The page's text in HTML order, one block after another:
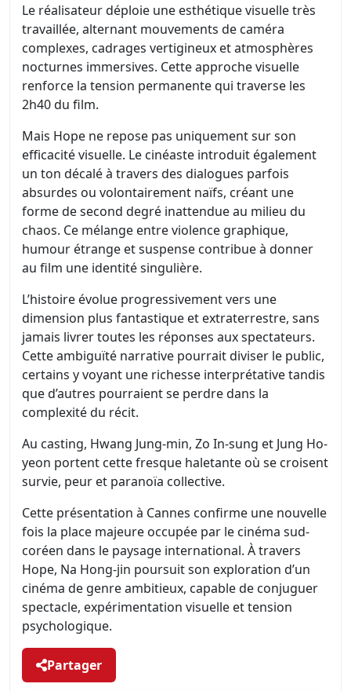
Le réalisateur déploie une esthétique visuelle très
travaillée, alternant mouvements de caméra
complexes, cadrages vertigineux et atmosphères
nocturnes immersives. Cette approche visuelle
renforce la tension permanente qui traverse les
2h40 du film.
Mais Hope ne repose pas uniquement sur son
efficacité visuelle. Le cinéaste introduit également
un ton décalé à travers des dialogues parfois
absurdes ou volontairement naïfs, créant une
forme de second degré inattendue au milieu du
chaos. Ce mélange entre violence graphique,
humour étrange et suspense contribue à donner
au film une identité singulière.
L’histoire évolue progressivement vers une
dimension plus fantastique et extraterrestre, sans
jamais livrer toutes les réponses aux spectateurs.
Cette ambiguïté narrative pourrait diviser le public,
certains y voyant une richesse interprétative tandis
que d’autres pourraient se perdre dans la
complexité du récit.
Au casting, Hwang Jung-min, Zo In-sung et Jung Ho-
yeon portent cette fresque haletante où se croisent
survie, peur et paranoïa collective.
Cette présentation à Cannes confirme une nouvelle
fois la place majeure occupée par le cinéma sud-
coréen dans le paysage international. À travers
Hope, Na Hong-jin poursuit son exploration d’un
cinéma de genre ambitieux, capable de conjuguer
spectacle, expérimentation visuelle et tension
psychologique.
Partager